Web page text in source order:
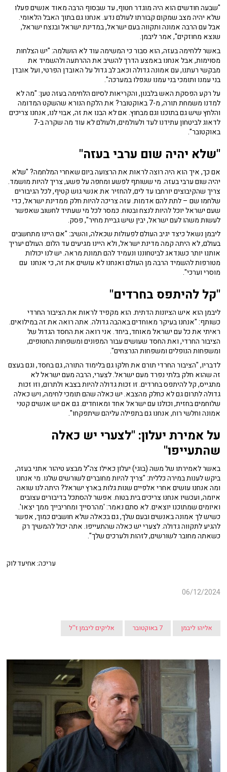
"שבעה חודשים הוא היה מוגדר חטוף, עד שבסוף הרבה מאוד אנשים פעלו
שלא יהיה מצב שמקום קבורתו לעולם נדע. אנחנו גם בתוך האבל הלאומי.
אבל עם הרבה אמונה ותקווה בעם ישראל, במדינת ישראל ובנצח ישראל,
שנצא מחוזקים", אמר ליבמן.
באשר ללחימה בעזה, הוא סבור כי המשימה עוד לא הושלמה: "יש הצלחות
מסוימות, אבל אנחנו באמצע הדרך להשיב את ההרתעה ולהשמיד את
מבקשי רעתנו, עם אמונה גדולה וכאב לב גדול על האובדן הפרטי, ועל אובדן
בני עמנו ותומכי בני עמנו שנפלו במערכה".
על רקע הפסקת האש בלבנון, והקריאות לסיום הלחימה בעזה טען: "מה לא
למדנו משמחת תורה, מ-7 באוקטובר? את הלקח הנורא שהשקט המדומה
והלחץ שיש גם בתוכנו וגם מבחוץ. אם לא הבנו את זה, אבוי לנו, אנחנו צריכים
לדאוג לביטחון עתידנו לעד ולעולמים, ולעולם לא עוד מה שקרה ב-7
באוקטובר".
"שלא יהיה שום ערבי בעזה"
אם כך, איך הוא היה רוצה לראות את הרצועה ביום שאחרי המלחמה? "שלא
יהיה שום ערבי בעזה. מי ששותף לפשע ומחפה על פשע, צריך להיות מושמד.
צריך שהקיבוצים יורחבו עד לים, להחזיר את אנשי גוש קטיף, לכל הגיבורים
שלחמו שם – לתת להם אדמות. עזה צריכה להיות חלק ממדינת ישראל, כדי
שעם ישראל יוכל להיות לנצח ובטוח. כמסר לכל מי שעתיד לחשוב שאפשר
לעשות משהו לעם ישראל, יבין שיש גביית מחיר", פסק.
ליבמן נשאל כיצד יגיב העולם לפעולות שכאלה, והשיב: "אם היינו מתחשבים
בעולם, לא היתה קמה מדינת ישראל, ולא היינו מגיעים עד הלום. העולם יעריך
אותנו יותר כשנדאג לביטחוננו ונעמיד להם תמונת מראה. יש לנו יכולות
מטורפות להשמיד הרבה מן העולם ואנחנו לא עושים את זה, כי אנחנו עם
מוסרי וערכי".
"קל להיתפס בחרדים"
ליבמן הוא איש הציונות הדתית. הוא מקפיד לראות את הציבור החרדי
כשותף: "אנחנו בעיקר מאוחדים באהבה גדולה. אתה רואה את זה במילואים.
ראיתי את כל עם ישראל מאוחד, ביחד. אני רואה את החסד הגדול של
הציבור החרדי, ואת החסד שעושים עבור המפונים ומשפחות החטופים,
ומשפחות הנופלים ומשפחות הנרצחים".
לדבריו, "הציבור החרדי תורם את חלקו גם בלימוד התורה, גם בחסד, וגם בעצם
זה שהוא חלק בלתי נפרד מעם ישראל. לצערי, הרבה מעם ישראל לא
מתגייס, קל להיתפס בחרדים. זו זכות גדולה להיות בצבא ולתרום, וזו זכות
גדולה לתרום גם לא כחלק מהצבא. יש כאלה שהם תומכי לחימה, ויש כאלה
שלוחמים בחזית, וכולנו עם ישראל אחד ומאוחדים. גם אם יש אנשים קטני
אמונה וחלשי רוח, אנחנו גם בתפילה עליהם שיתפקחו".
על אמירת יעלון: "לצערי יש כאלה
שהתעייפו"
באשר לאמירתו של משה (בוגי) יעלון כאילו צה"ל מבצע טיהור אתני בעזה,
ביקש לענות במירה כללית: "צריך להיות מחוברים לשורשים שלנו. מי אנחנו
ומה אנחנו עושים אחרי אלפיים שנות גלות בארץ ישראל? היתה לנו שואה
איומה, ועכשיו אנחנו צריכים בית בטוח. אפשר להסתכל בדיבורים עצובים
ואיומים שמתוכנו יוצאים. לא סתם נאמר: 'מהרסייך ומחריבייך ממך יצאו'.
כשיש לך אמונה באנשים ובעם שלך, גם בכאלה שלא חושבים כמוך, אפשר
להגיע לתקווה גדולה. לצערי יש כאלה שהתעייפו. אתה יכול להמשיך רק
כשאתה מחובר לשורשים, לזהות ולערכים שלך".
עריכה: אחיעד לוק
06/12/2024
אליהו ליבמן 7 באוקטובר אליקים ליבמן ז''ל